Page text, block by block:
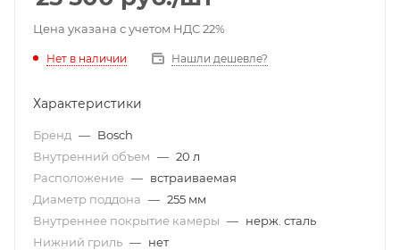
Цена указана с учетом НДС 22%
Нет в наличии Нашли дешевле?
Характеристики
Бренд — Bosch
Внутренний объем — 20 л
Расположение — встраиваемая
Диаметр поддона — 255 мм
Внутреннее покрытие камеры — нерж. сталь
Нижний гриль — нет